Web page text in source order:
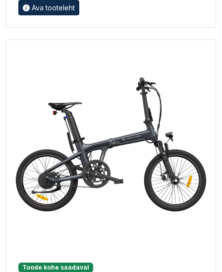
Ava tooteleht
Toode kohe saadaval